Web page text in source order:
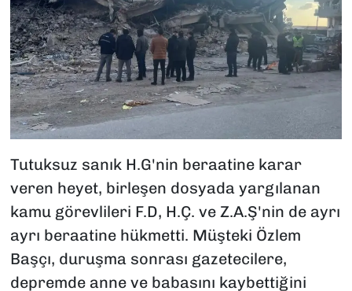
Tutuksuz sanık H.G'nin beraatine karar
veren heyet, birleşen dosyada yargılanan
kamu görevlileri F.D, H.Ç. ve Z.A.Ş'nin de ayrı
ayrı beraatine hükmetti. Müşteki Özlem
Başçı, duruşma sonrası gazetecilere,
depremde anne ve babasını kaybettiğini